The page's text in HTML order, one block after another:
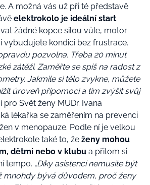
A možná vás už při té představě
elektrokolo je ideální start.
žádné kopce silou vůle, motor
vybudujete kondici bez frustrace.
pozvolna. Třeba 20 minut
zátěži. Zaměřte se spíš na radost z
Jakmile si tělo zvykne, můžete
úroveň přípomoci a tím zvýšit svůj
pro Svět ženy MUDr. Ivana
lékařka se zaměřením na prevenci
v menopauze. Podle ní je velkou
také to, že ženy mohou
dětmi nebo v klubu a přitom si
tempo. „Díky asistenci nemusíte být
mnohdy bývá důvodem, proč ženy